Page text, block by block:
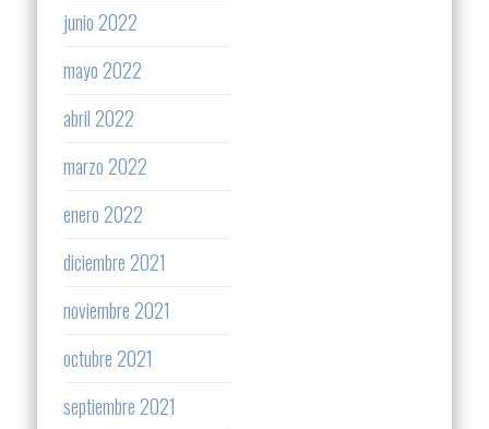
junio 2022
mayo 2022
abril 2022
marzo 2022
enero 2022
diciembre 2021
noviembre 2021
octubre 2021
septiembre 2021